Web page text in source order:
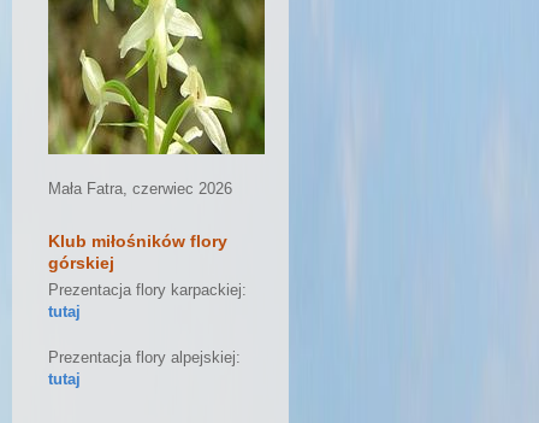
Mała Fatra, czerwiec 2026
Klub miłośników flory
górskiej
Prezentacja flory karpackiej:
tutaj
Prezentacja flory alpejskiej:
tutaj